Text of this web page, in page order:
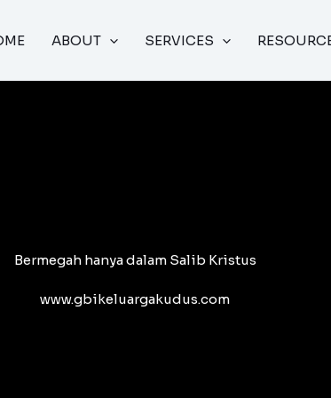
ABOUT SERVICES
Bermegah hanya dalam Salib Kristus
www.gbikeluargakudus.com